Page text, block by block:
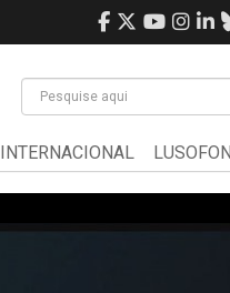
INTERNACIONAL